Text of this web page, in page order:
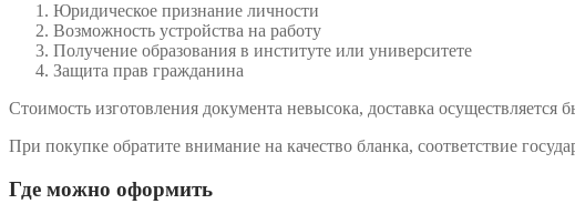
Юридическое признание личности
Возможность устройства на работу
Получение образования в институте или университете
Защита прав гражданина
Стоимость изготовления документа невысока, доставка
При покупке обратите внимание на качество бланка, соответствие
Где можно оформить